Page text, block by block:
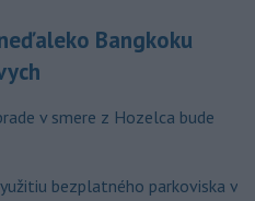
Bangkoku
v smere z Hozelca bude
bezplatného parkoviska v